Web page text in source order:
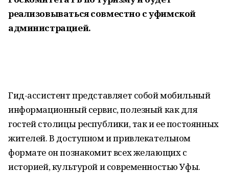
реализовываться совместно с уфимской
администрацией.
Гид-ассистент представляет собой мобильный
информационный сервис, полезный как для
гостей столицы республики, так и ее постоянных
жителей. В доступном и привлекательном
формате он познакомит всех желающих с
историей, культурой и современностью Уфы.